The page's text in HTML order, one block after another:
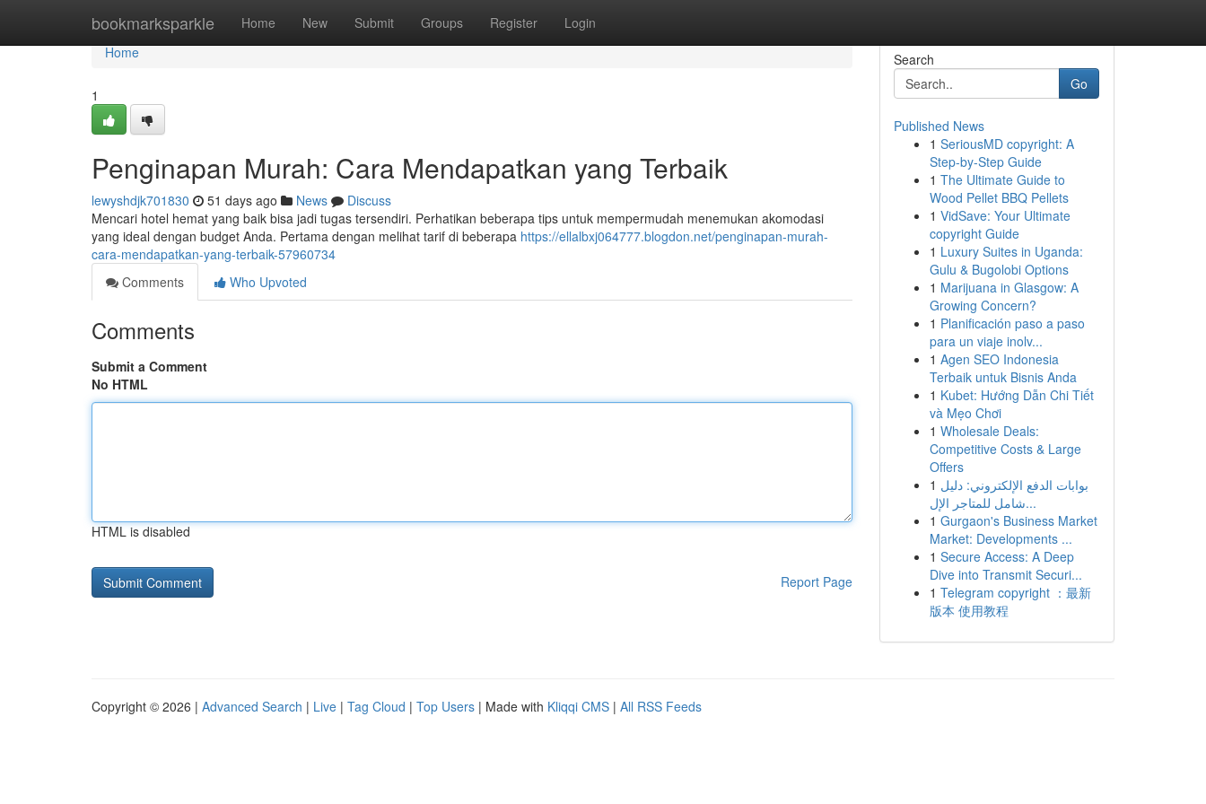
bookmarksparkle Home New Submit Groups Register Login
Home
Home
1
Penginapan Murah: Cara Mendapatkan yang Terbaik
lewyshdjk701830 51 days ago News
Discuss
Mencari hotel hemat yang baik bisa jadi tugas tersendiri. Perhatikan beberapa tips untuk mempermudah menemukan akomodasi
yang ideal dengan budget Anda. Pertama dengan melihat tarif di beberapa https://ellalbxj064777.blogdon.net/penginapan-murah-
cara-mendapatkan-yang-terbaik-57960734
Comments
Who Upvoted
Comments
Submit a Comment
No HTML
HTML is disabled
Report Page
Search
Go
Published News
1 SeriousMD copyright: A
Step-by-Step Guide
1 The Ultimate Guide to
Wood Pellet BBQ Pellets
1 VidSave: Your Ultimate
copyright Guide
1 Luxury Suites in Uganda:
Gulu & Bugolobi Options
1 Marijuana in Glasgow: A
Growing Concern?
1 Planificación paso a paso
para un viaje inolv...
1 Agen SEO Indonesia
Terbaik untuk Bisnis Anda
1 Kubet: Hướng Dẫn Chi Tiết
và Mẹo Chơi
1 Wholesale Deals:
Competitive Costs & Large
Offers
1 بوابات الدفع الإلكتروني: دليل
شامل للمتاجر الإل...
1 Gurgaon's Business Market
Market: Developments ...
1 Secure Access: A Deep
Dive into Transmit Securi...
1 Telegram copyright ：最新
版本 使用教程
Copyright © 2026 | Advanced Search | Live | Tag Cloud | Top Users | Made with Kliqqi CMS | All RSS Feeds